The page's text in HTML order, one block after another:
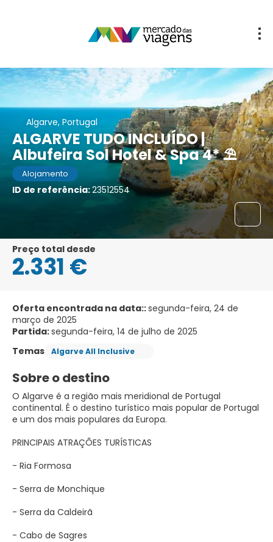
Algarve, Portugal
ALGARVE TUDO INCLUÍDO |
Albufeira Sol Hotel & Spa 4* ⛱️
Alojamento
ID de referência:23512554
Preço total desde
2.331 €
Oferta encontrada na data::segunda-feira, 24 de
março de 2025
Partida:segunda-feira, 14 de julho de 2025
Temas
Algarve All Inclusive
Sobre o destino
O Algarve é a região mais meridional de Portugal
continental. É o destino turístico mais popular de Portugal
e um dos mais populares da Europa.
PRINCIPAIS ATRAÇÕES TURÍSTICAS
- Ria Formosa
- Serra de Monchique
- Serra da Caldeirã
- Cabo de Sagres